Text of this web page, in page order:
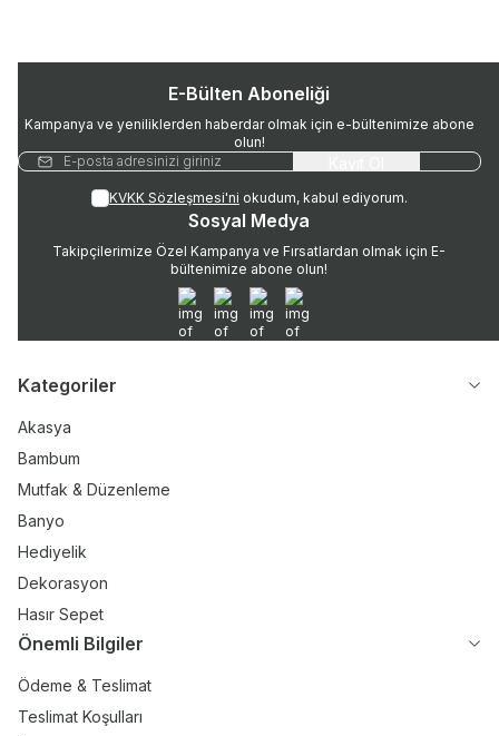
E-Bülten Aboneliği
Kampanya ve yeniliklerden haberdar olmak için e-bültenimize abone
olun!
KVKK Sözleşmesi'ni okudum, kabul ediyorum.
Sosyal Medya
Takipçilerimize Özel Kampanya ve Fırsatlardan olmak için E-
bültenimize abone olun!
WhatsApp
InstagramTwitterFacebook
Kategoriler
Akasya
Bambum
Mutfak & Düzenleme
Banyo
Hediyelik
Dekorasyon
Hasır Sepet
Önemli Bilgiler
Ödeme & Teslimat
Teslimat Koşulları